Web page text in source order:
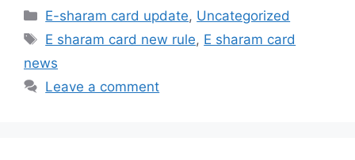
Categories
E-sharam card update, Uncategorized
Tags
E sharam card new rule, E sharam card
news
Leave a comment